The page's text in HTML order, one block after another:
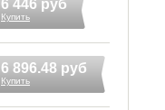
6 446 руб
Купить
6 896.48 руб
Купить